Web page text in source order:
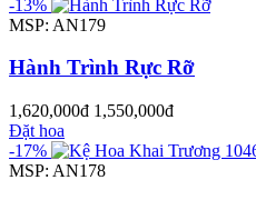
-13%
MSP: AN179
Hành Trình Rực Rỡ
1,620,000đ 1,550,000đ
Đặt hoa
-17%
MSP: AN178